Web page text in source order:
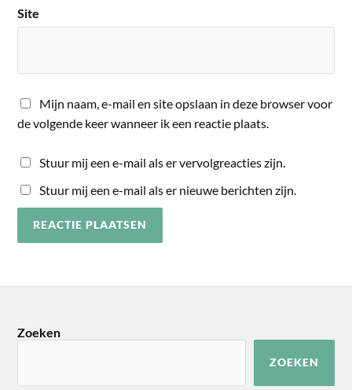
Site
Mijn naam, e-mail en site opslaan in deze browser voor
de volgende keer wanneer ik een reactie plaats.
Stuur mij een e-mail als er vervolgreacties zijn.
Stuur mij een e-mail als er nieuwe berichten zijn.
Zoeken
ZOEKEN